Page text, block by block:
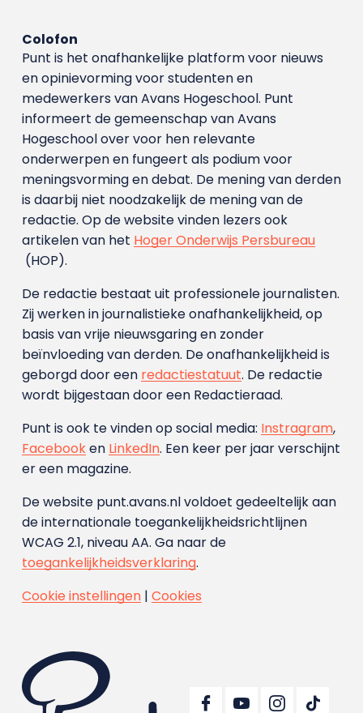
Colofon
Punt is het onafhankelijke platform voor nieuws
en opinievorming voor studenten en
medewerkers van Avans Hoge­school. Punt
informeert de gemeenschap van Avans
Hogeschool over voor hen relevante
onderwerpen en fungeert als podium voor
meningsvorming en debat. De mening van derden
is daarbij niet noodzakelijk de mening van de
redactie. Op de website vinden lezers ook
artikelen van het Hoger Onderwijs Persbureau
(HOP).
De redactie bestaat uit professionele journalisten.
Zij werken in journalistieke onafhankelijkheid, op
basis van vrije nieuwsgaring en zonder
beïnvloeding van derden. De onafhankelijkheid is
geborgd door een redactiestatuut. De redactie
wordt bijgestaan door een Redactieraad.
Punt is ook te vinden op social media: Instragram,
Facebooken LinkedIn. Een keer per jaar verschijnt
er een magazine.
De website punt.avans.nl voldoet gedeeltelijk aan
de internationale toegankelijkheidsrichtlijnen
WCAG 2.1, niveau AA. Ga naar de
toegankelijkheidsverklaring.
Cookie instellingen| Cookies